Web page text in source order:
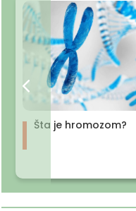
Šta je hromozom?